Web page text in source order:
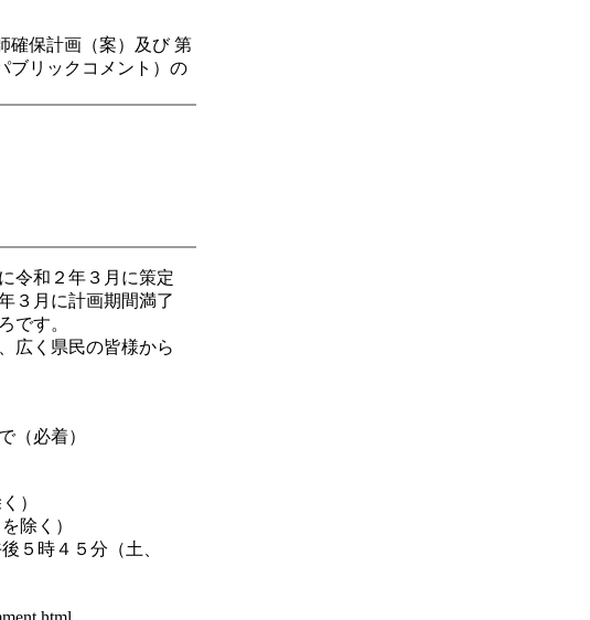
確保計画（案）及び 第
ブリックコメント）の
令和２年３月に策定
３月に計画期間満了
です。
広く県民の皆様から
（必着）
）
除く）
５時４５分（土、